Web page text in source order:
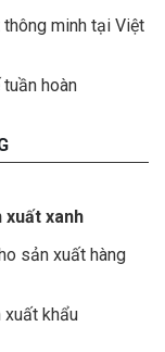
minh tại Việt
hoàn
xuất xanh
sản xuất hàng
xuất khẩu